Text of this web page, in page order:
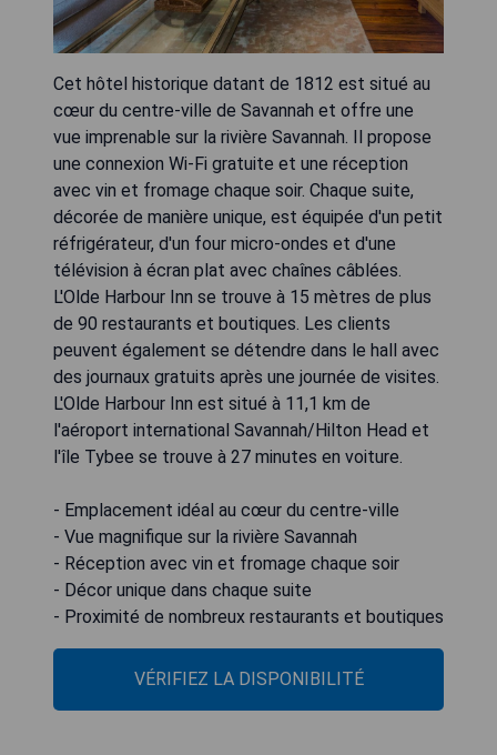
Cet hôtel historique datant de 1812 est situé au
cœur du centre-ville de Savannah et offre une
vue imprenable sur la rivière Savannah. Il propose
une connexion Wi-Fi gratuite et une réception
avec vin et fromage chaque soir. Chaque suite,
décorée de manière unique, est équipée d'un petit
réfrigérateur, d'un four micro-ondes et d'une
télévision à écran plat avec chaînes câblées.
L'Olde Harbour Inn se trouve à 15 mètres de plus
de 90 restaurants et boutiques. Les clients
peuvent également se détendre dans le hall avec
des journaux gratuits après une journée de visites.
L'Olde Harbour Inn est situé à 11,1 km de
l'aéroport international Savannah/Hilton Head et
l'île Tybee se trouve à 27 minutes en voiture.
- Emplacement idéal au cœur du centre-ville
- Vue magnifique sur la rivière Savannah
- Réception avec vin et fromage chaque soir
- Décor unique dans chaque suite
- Proximité de nombreux restaurants et boutiques
VÉRIFIEZ LA DISPONIBILITÉ